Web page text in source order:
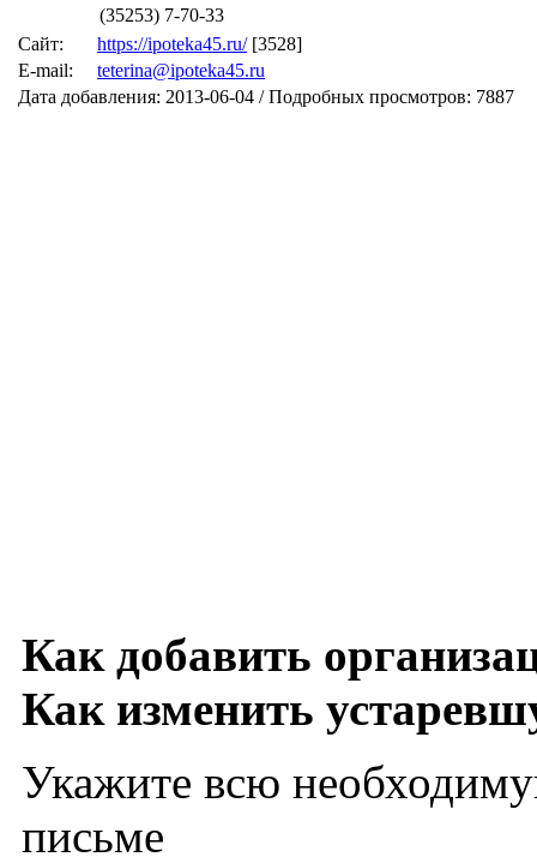
(35253) 7-70-33
Сайт:
https://ipoteka45.ru/[3528]
E-mail:
teterina@ipoteka45.ru
Дата добавления: 2013-06-04 / Подробных просмотров: 7887
Как добавить
Как изменить
Укажите всю
письме